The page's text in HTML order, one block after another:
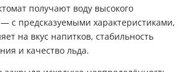
получают воду высокого
с предсказуемыми характеристиками,
на вкус напитков, стабильность
и качество льда.